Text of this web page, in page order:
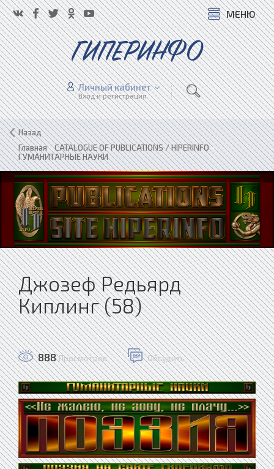
МЕНЮ
ГИПЕРИНФО
Личный кабинет
Вход и регистрация
Назад
Главная»CATALOGUE OF PUBLICATIONS / HIPERINFO»
ГУМАНИТАРНЫЕ НАУКИ
Джозеф Редьярд
Киплинг (58)
888 Просмотров Обсудить